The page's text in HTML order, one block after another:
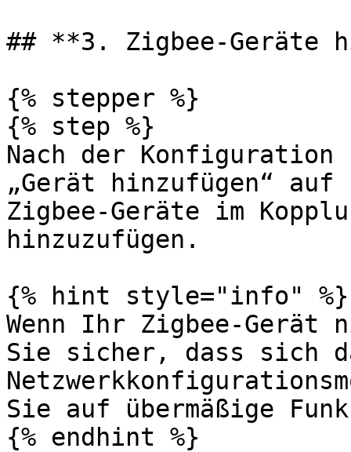
## **3. Zigbee-Geräte
{% stepper %}
{% step %}
Nach der
„Gerät hinzufügen“ auf
Zigbee-Geräte im
hinzuzufügen.
{% hint style="info" %}
Wenn Ihr Zigbee-
Sie sicher, dass sich
Sie auf übermäßige
{% endhint %}